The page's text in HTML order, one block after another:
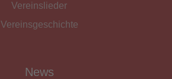
Vereinslieder
Vereinsgeschichte
News